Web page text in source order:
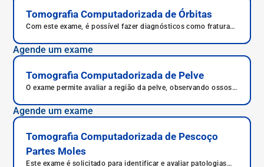
Tomografia Computadorizada de Órbitas
Com este exame, é possível fazer diagnósticos como fratura
como inflamações, massas, danos aos vasos sanguíneos e
também, tumores.
Agende um exame
Tomografia Computadorizada de Pelve
O exame permite avaliar a região da pelve, observando ossos,
Agende um exame
Tomografia Computadorizada de Pescoço
Partes Moles
Este exame é solicitado para identificar e avaliar patologias